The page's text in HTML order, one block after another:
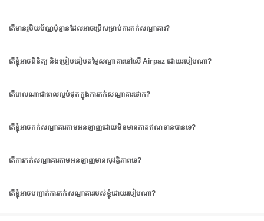
តើមានរូបិយប័ណ្ណប៉ុន្មានដែលអាចប្រើសម្រាប់ការកក់សណ្ឋាគារ?
តើខ្ញុំអាចពិនិត្យ និងប្រៀបធៀបតម្លៃសណ្ឋាគារនៅលើ Airpaz ដោយរបៀបណា?
តើពេលណាជាពេលល្អបំផុតក្នុងការកក់សណ្ឋាគារថោក?
តើខ្ញុំអាចកក់សណ្ឋាគារតាមអនឡាញដោយមិនមានកាតឥណទានបានទេ?
តើការកក់សណ្ឋាគារតាមអនឡាញមានសុវត្ថិភាពទេ?
តើខ្ញុំអាចបញ្ជាក់ការកក់សណ្ឋាគាររបស់ខ្ញុំដោយរបៀបណា?